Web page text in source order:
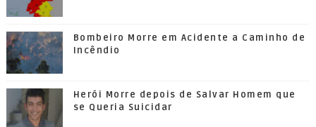
Bombeiro Morre em Acidente a Caminho de
Incêndio
Herói Morre depois de Salvar Homem que
se Queria Suicidar